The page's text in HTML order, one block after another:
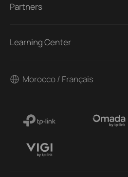
Partners
Learning Center
Morocco / Français